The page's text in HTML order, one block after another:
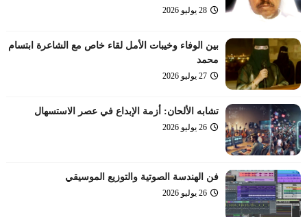
28 يوليو 2026
بين الوفاء وخيبات الأمل لقاء خاص مع الشاعرة ابتسام
محمد
27 يوليو 2026
تشابه الألحان: أزمة الإبداع في عصر الاستسهال
26 يوليو 2026
فن الهندسة الصوتية والتوزيع الموسيقي
26 يوليو 2026